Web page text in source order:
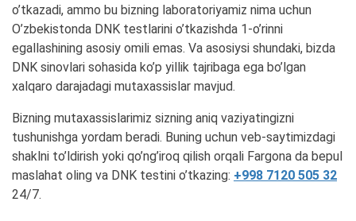
o’tkazadi, ammo bu bizning laboratoriyamiz nima uchun
O’zbekistonda DNK testlarini o’tkazishda 1-o’rinni
egallashining asosiy omili emas. Va asosiysi shundaki, bizda
DNK sinovlari sohasida ko’p yillik tajribaga ega bo’lgan
xalqaro darajadagi mutaxassislar mavjud.
Bizning mutaxassislarimiz sizning aniq vaziyatingizni
tushunishga yordam beradi. Buning uchun veb-saytimizdagi
shaklni to’ldirish yoki qo’ng’iroq qilish orqali Fargona da bepul
maslahat oling va DNK testini o’tkazing: +998 7120 505 32
24/7.